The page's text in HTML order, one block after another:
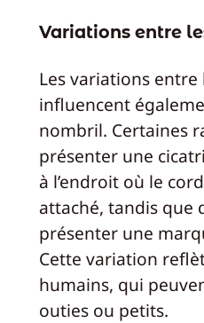
Variations entre
Les variations entre
influencent
nombril. Certaines
présenter une
à l’endroit où le
attaché, tandis que
présenter une
Cette variation
humains, qui
outies ou petits.